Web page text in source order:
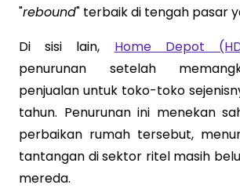
"rebound" terbaik di tengah pasar
Di sisi lain, Home Depot
penurunan setelah
penjualan untuk toko-toko
tahun. Penurunan ini menekan
perbaikan rumah tersebut,
tantangan di sektor ritel masih
mereda.